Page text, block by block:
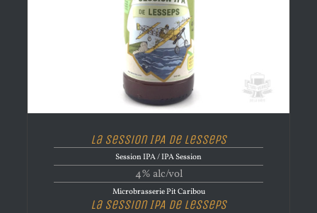
La Session IPA de Lesseps
Session IPA / IPA Session
4% alc/vol
Microbrasserie Pit Caribou
La Session IPA de Lesseps